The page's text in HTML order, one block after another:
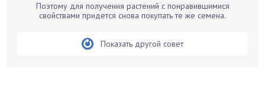
Бирючина
Поэтому для получения растений с понравившимися
свойствами придется снова покупать те же семена.
Показать другой совет